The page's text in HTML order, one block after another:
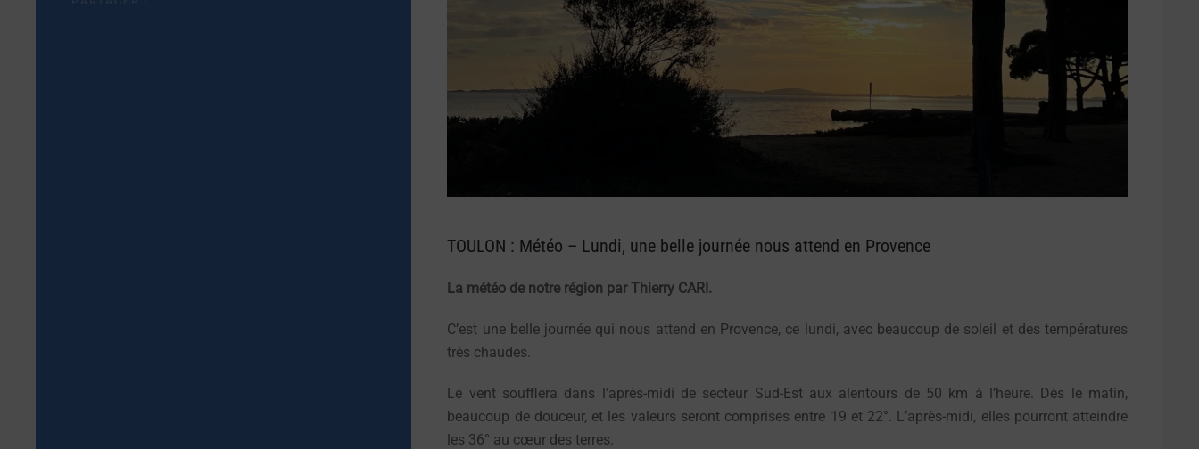
TOULON : Météo – Lundi, une belle journée nous attend en Provence
La météo de notre région par Thierry CARI.
C’est une belle journée qui nous attend en Provence, ce lundi, avec beaucoup de soleil et des températures
très chaudes.
Le vent soufflera dans l’après-midi de secteur Sud-Est aux alentours de 50 km à l’heure. Dès le matin,
beaucoup de douceur, et les valeurs seront comprises entre 19 et 22°. L’après-midi, elles pourront atteindre
les 36° au cœur des terres.